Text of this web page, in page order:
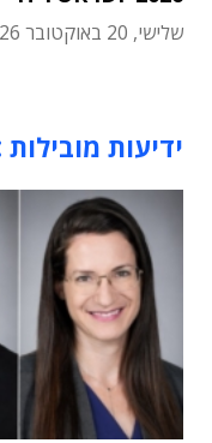
שלישי, 20 באוקטובר 2026
ידיעות מובילות